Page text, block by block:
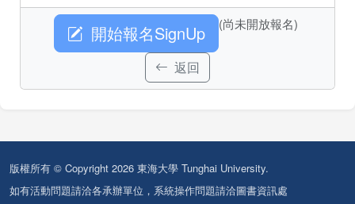
開始報名SignUp (尚未開放報名)
返回
版權所有 © Copyright 2026 東海大學 Tunghai University.
如有活動問題請洽各承辦單位，系統操作問題請洽圖書資訊處